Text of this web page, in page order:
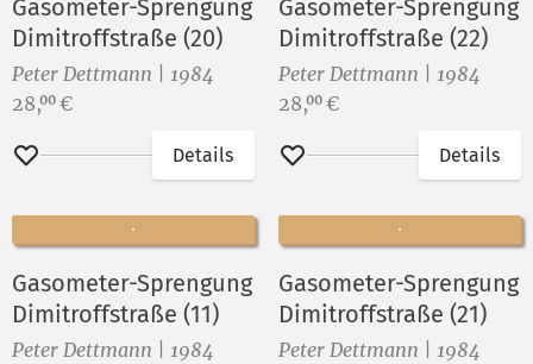
Gasometer-Sprengung
Dimitroffstraße (20)
Peter Dettmann | 1984
Preis:
28,00 €
Merken
Details
Gasometer-Sprengung
Dimitroffstraße (22)
Peter Dettmann | 1984
Preis:
28,00 €
Merken
Details
Gasometer-Sprengung
Dimitroffstraße (11)
Peter Dettmann | 1984
Gasometer-Sprengung
Dimitroffstraße (21)
Peter Dettmann | 1984